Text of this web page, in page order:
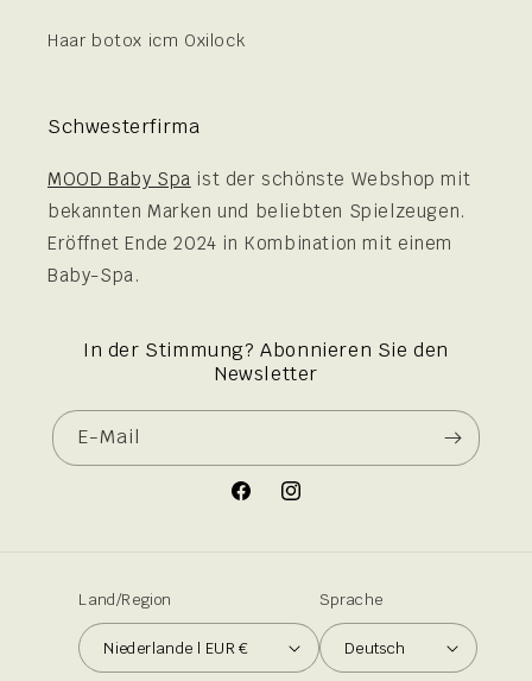
Haar botox icm Oxilock
Schwesterfirma
MOOD Baby Spa ist der schönste Webshop mit
bekannten Marken und beliebten Spielzeugen.
Eröffnet Ende 2024 in Kombination mit einem
Baby-Spa.
In der Stimmung? Abonnieren Sie den
Newsletter
E-Mail
FacebookInstagram
Land/Region
Niederlande | EUR €
Sprache
Deutsch